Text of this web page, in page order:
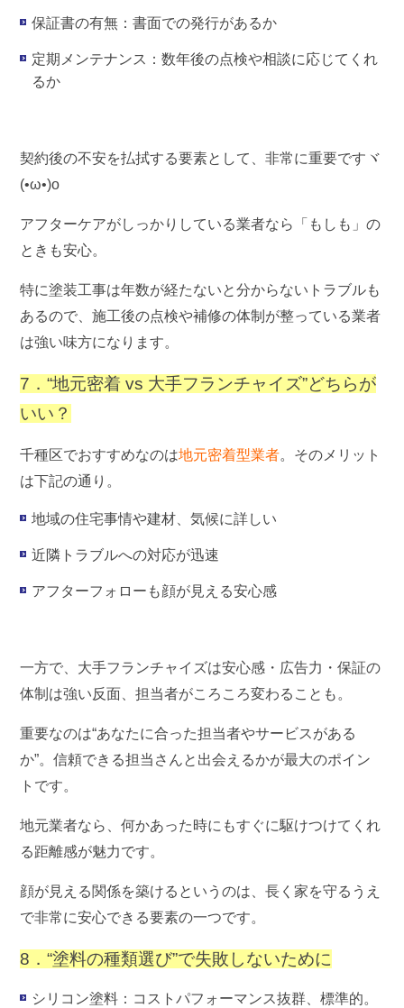
保証書の有無 ：書面での発行があるか
定期メンテナンス ：数年後の点検や相談に応じてくれ
るか
契約後の不安を払拭する要素として、非常に重要ですヾ
(•ω•)o
アフターケアがしっかりしている業者なら「もしも」の
ときも安心。
特に塗装工事は年数が経たないと分からないトラブルも
あるので、施工後の点検や補修の体制が整っている業者
は強い味方になります。
7．“地元密着 vs 大手フランチャイズ”どちらが
いい？
千種区でおすすめなのは地元密着型業者。そのメリット
は下記の通り。
地域の住宅事情や建材、気候に詳しい
近隣トラブルへの対応が迅速
アフターフォローも顔が見える安心感
一方で、 大手フランチャイズは安心感・広告力・保証の
体制は強い反面、担当者がころころ変わることも。
重要なのは“あなたに合った担当者やサービスがある
か”。信頼できる担当さんと出会えるかが最大のポイン
トです。
地元業者なら、何かあった時にもすぐに駆けつけてくれ
る距離感が魅力です。
顔が見える関係を築けるというのは、長く家を守るうえ
で非常に安心できる要素の一つです。
8．“塗料の種類選び”で失敗しないために
シリコン塗料 ：コストパフォーマンス抜群、標準的。